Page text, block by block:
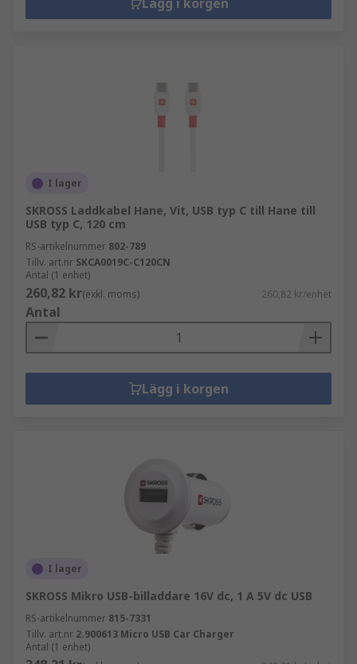
I lager
SKROSS Laddkabel Hane, Vit, USB typ C till Hane till
USB typ C, 120 cm
RS-artikelnummer 802-789
Tillv. art.nr SKCA0019C-C120CN
Antal (1 enhet)
260,82 kr(exkl. moms) 260,82 kr/enhet
Antal
Lägg i korgen
I lager
SKROSS Mikro USB-billaddare 16V dc, 1 A 5V dc USB
RS-artikelnummer 815-7331
Tillv. art.nr 2.900613 Micro USB Car Charger
Antal (1 enhet)